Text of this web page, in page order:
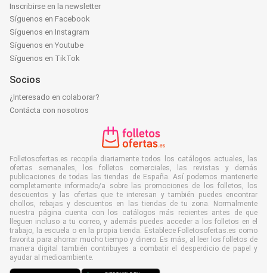
Inscribirse en la newsletter
Síguenos en Facebook
Síguenos en Instagram
Síguenos en Youtube
Síguenos en TikTok
Socios
¿Interesado en colaborar?
Contácta con nosotros
Folletosofertas.es recopila diariamente todos los catálogos actuales, las
ofertas semanales, los folletos comerciales, las revistas y demás
publicaciones de todas las tiendas de España. Así podemos mantenerte
completamente informado/a sobre las promociones de los folletos, los
descuentos y las ofertas que te interesan y también puedes encontrar
chollos, rebajas y descuentos en las tiendas de tu zona. Normalmente
nuestra página cuenta con los catálogos más recientes antes de que
lleguen incluso a tu correo, y además puedes acceder a los folletos en el
trabajo, la escuela o en la propia tienda. Establece Folletosofertas.es como
favorita para ahorrar mucho tiempo y dinero. Es más, al leer los folletos de
manera digital también contribuyes a combatir el desperdicio de papel y
ayudar al medioambiente.